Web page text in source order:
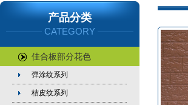
产品分类
CATEGORY
佳合板部分花色
弹涂纹系列
桔皮纹系列